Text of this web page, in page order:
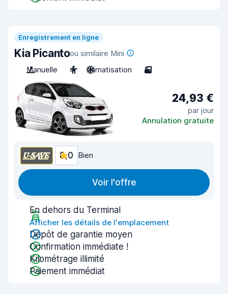
Enregistrement en ligne
Kia Picantoou similaire Mini
Manuelle
4 Climatisation 3
24,93 €
par jour
Annulation gratuite
8,0 Bien
Voir l'offre
En dehors du Terminal
Afficher les détails de l'emplacement
Dépôt de garantie moyen
Confirmation immédiate !
Kilométrage illimité
Paiement immédiat